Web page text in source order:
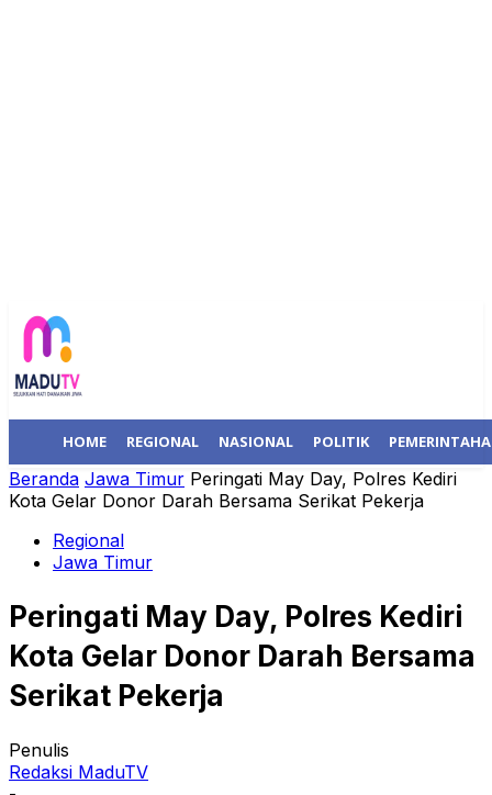
HOME REGIONAL NASIONAL POLITIK
Beranda Jawa Timur Peringati May Day, Polres Kediri
Kota Gelar Donor Darah Bersama Serikat Pekerja
Regional
Jawa Timur
Peringati May Day, Polres Kediri
Kota Gelar Donor Darah Bersama
Serikat Pekerja
Penulis
Redaksi MaduTV